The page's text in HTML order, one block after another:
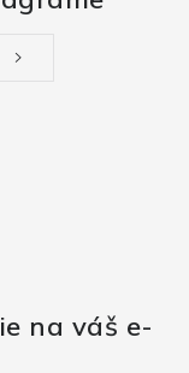
na váš e-